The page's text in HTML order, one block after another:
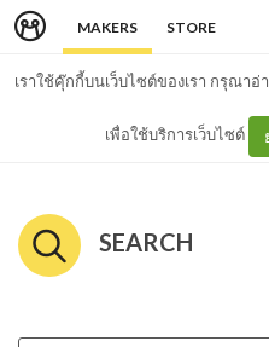
MAKERS STORE
เราใช้คุ๊กกี้บนเว็บไซต์ของเรา กรุณา
เพื่อใช้บริการเว็บไซต์
SEARCH